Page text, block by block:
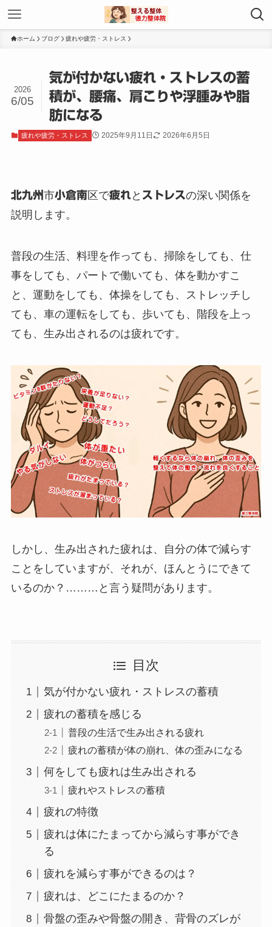
ホーム ブログ 疲れや疲労・ストレス
気が付かない疲れ・ストレスの蓄
積が、腰痛、肩こりや浮腫みや脂
肪になる
2026
6/05
疲れや疲労・ストレス 2025年9月11日 2026年6月5日
北九州市小倉南区で疲れと ストレスの深い関係を
説明します。
普段の生活、料理を作っても、掃除をしても、仕
事をしても、パートで働いても、体を動かすこ
と、運動をしても、体操をしても、ストレッチし
ても、車の運転をしても、歩いても、階段を上っ
ても、生み出されるのは疲れです。
しかし、生み出された疲れは、自分の体で減らす
ことをしていますが、それが、ほんとうにできて
いるのか？………と言う疑問があります。
目次
気が付かない疲れ・ストレスの蓄積
疲れの蓄積を感じる
普段の生活で生み出される疲れ
疲れの蓄積が体の崩れ、体の歪みになる
何をしても疲れは生み出される
疲れやストレスの蓄積
疲れの特徴
疲れは体にたまってから減らす事ができ
る
疲れを減らす事ができるのは？
疲れは、どこにたまるのか？
骨盤の歪みや骨盤の開き、背骨のズレが